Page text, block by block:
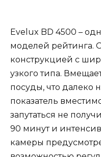
Evelux BD 4500 –
моделей рейтинга.
конструкцией с
узкого типа.
посуды, что далеко
показатель
запутаться не
90 минут и
камеры